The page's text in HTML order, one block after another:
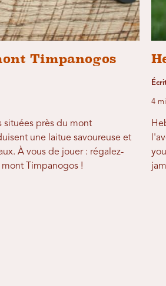
Timpanogos
situées près du mont
une laitue savoureuse et
À vous de jouer : régalez-
Timpanogos !
4